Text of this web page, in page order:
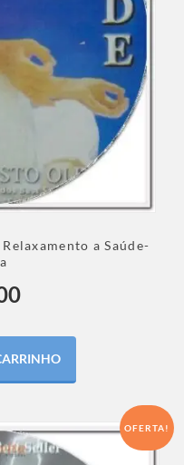
a Saúde-
OFERTA!